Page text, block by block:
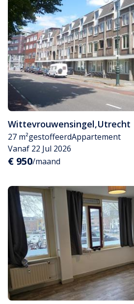
Wittevrouwensingel,Utrecht
27 m²gestoffeerdAppartement
Vanaf 22 Jul 2026
€ 950/maand